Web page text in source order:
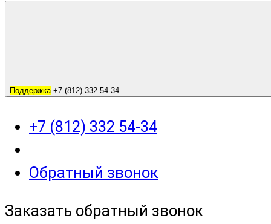
Поддержка +7 (812) 332 54-34
+7 (812) 332 54-34
Обратный звонок
Заказать обратный звонок